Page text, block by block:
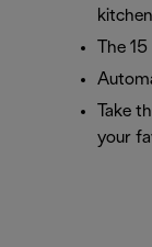
The
Take
your